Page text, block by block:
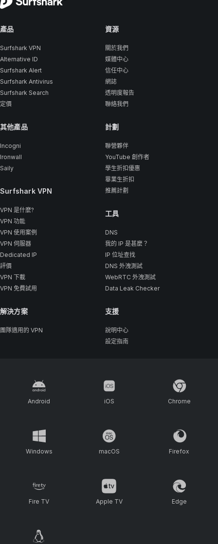
產品
Surfshark VPN
Alternative ID
Surfshark Alert
Surfshark Antivirus
Surfshark Search
定價
其他產品
Incogni
Ironwall
Saily
Surfshark VPN
VPN 是什麼?
VPN 功能
VPN 使用案例
VPN 伺服器
Dedicated IP
評價
VPN 下載
VPN 免費試用
解決方案
團隊適用的 VPN
資源
關於我們
媒體中心
信任中心
網誌
透明度報告
聯絡我們
計劃
聯營夥伴
YouTube 創作者
學生折扣優惠
畢業生折扣
推薦計劃
工具
DNS
我的 IP 是甚麼？
IP 位址查找
DNS 外洩測試
WebRTC 外洩測試
Data Leak Checker
支援
說明中心
設定指南
Android iOS Chrome
Windows macOS Firefox
Fire TV Apple TV Edge